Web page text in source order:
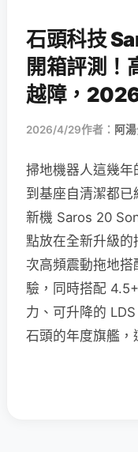
石頭科技
開箱評測
越障，
2026/4/29作者： 阿湯
掃地機器人這幾
到基座自清潔都
新機 Saros 20
點放在全新升級
次高頻震動拖地
驗，同時搭配
力、可升降的
石頭的年度旗艦，